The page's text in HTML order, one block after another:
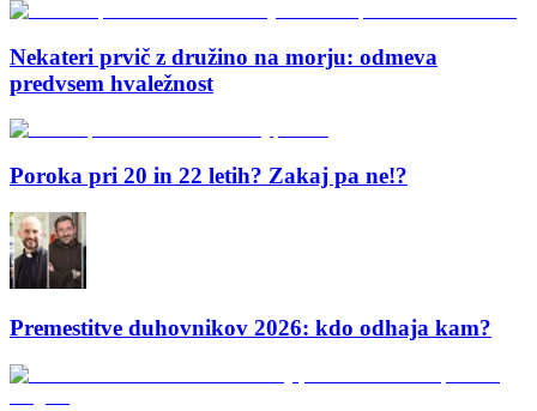
Nekateri prvič z družino na morju: odmeva
predvsem hvaležnost
Poroka pri 20 in 22 letih? Zakaj pa ne!?
Premestitve duhovnikov 2026: kdo odhaja kam?